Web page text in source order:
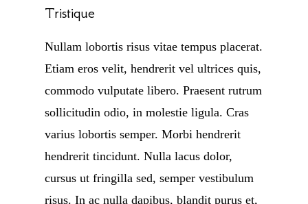
Tristique
Nullam lobortis risus vitae tempus placerat.
Etiam eros velit, hendrerit vel ultrices quis,
commodo vulputate libero. Praesent rutrum
sollicitudin odio, in molestie ligula. Cras
varius lobortis semper. Morbi hendrerit
hendrerit tincidunt. Nulla lacus dolor,
cursus ut fringilla sed, semper vestibulum
risus. In ac nulla dapibus, blandit purus et,